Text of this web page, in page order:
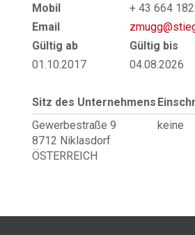
Mobil
+ 43 664
Email
Gültig ab
Gültig bis
01.10.2017
04.08.2026
Sitz des Unternehmens
Gewerbestraße 9
8712 Niklasdorf
ÖSTERREICH
keine